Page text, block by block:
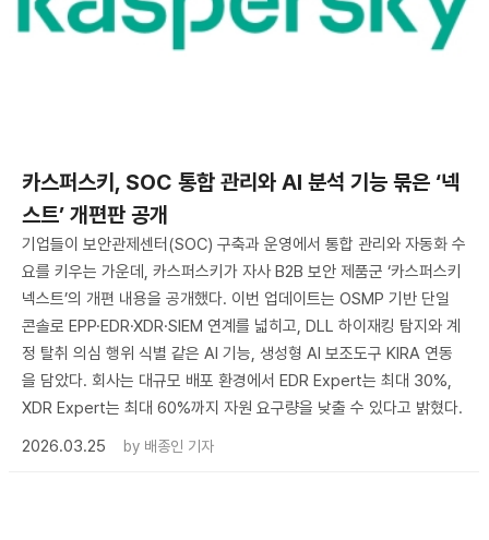
카스퍼스키, SOC 통합 관리와 AI 분석 기능 묶은 ‘넥
스트’ 개편판 공개
기업들이 보안관제센터(SOC) 구축과 운영에서 통합 관리와 자동화 수
요를 키우는 가운데, 카스퍼스키가 자사 B2B 보안 제품군 ‘카스퍼스키
넥스트’의 개편 내용을 공개했다. 이번 업데이트는 OSMP 기반 단일
콘솔로 EPP·EDR·XDR·SIEM 연계를 넓히고, DLL 하이재킹 탐지와 계
정 탈취 의심 행위 식별 같은 AI 기능, 생성형 AI 보조도구 KIRA 연동
을 담았다. 회사는 대규모 배포 환경에서 EDR Expert는 최대 30%,
XDR Expert는 최대 60%까지 자원 요구량을 낮출 수 있다고 밝혔다.
2026.03.25
by 배종인 기자